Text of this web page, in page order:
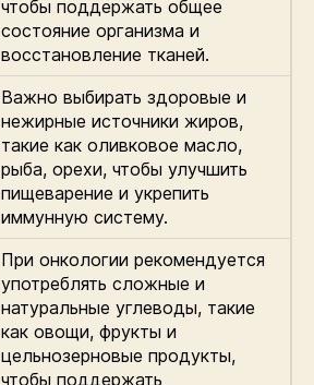
чтобы поддержать общее
состояние организма и
восстановление тканей.
Важно выбирать здоровые и
нежирные источники жиров,
такие как оливковое масло,
рыба, орехи, чтобы улучшить
пищеварение и укрепить
иммунную систему.
При онкологии рекомендуется
употреблять сложные и
натуральные углеводы, такие
как овощи, фрукты и
цельнозерновые продукты,
чтобы поддержать